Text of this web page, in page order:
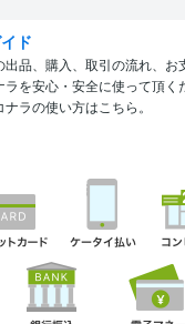
ド
出品、購入、取引の流れ、お
ラを安心・安全に使って頂く
ラの使い方はこちら。